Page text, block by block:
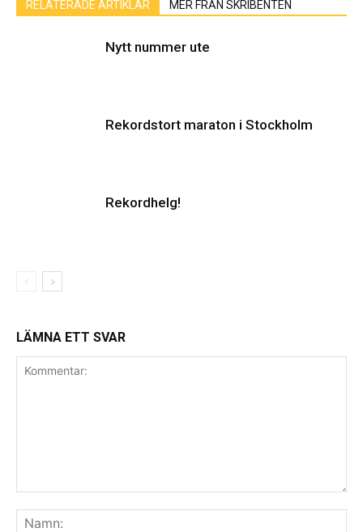
RELATERADE ARTIKLAR MER FRÅN SKRIBENTEN
Nytt nummer ute
Rekordstort maraton i Stockholm
Rekordhelg!
LÄMNA ETT SVAR